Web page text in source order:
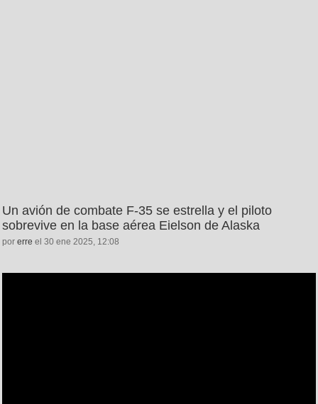
Un avión de combate F-35 se estrella y el piloto
sobrevive en la base aérea Eielson de Alaska
por erre el 30 ene 2025, 12:08